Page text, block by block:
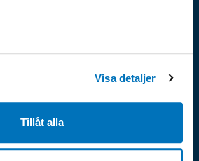
Visa detaljer
Tillåt alla
ger
småföretagare oberoende och
i frågor som rör el, gas och
på konsumenträtt inom